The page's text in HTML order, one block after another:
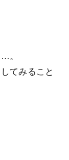
。
てみること